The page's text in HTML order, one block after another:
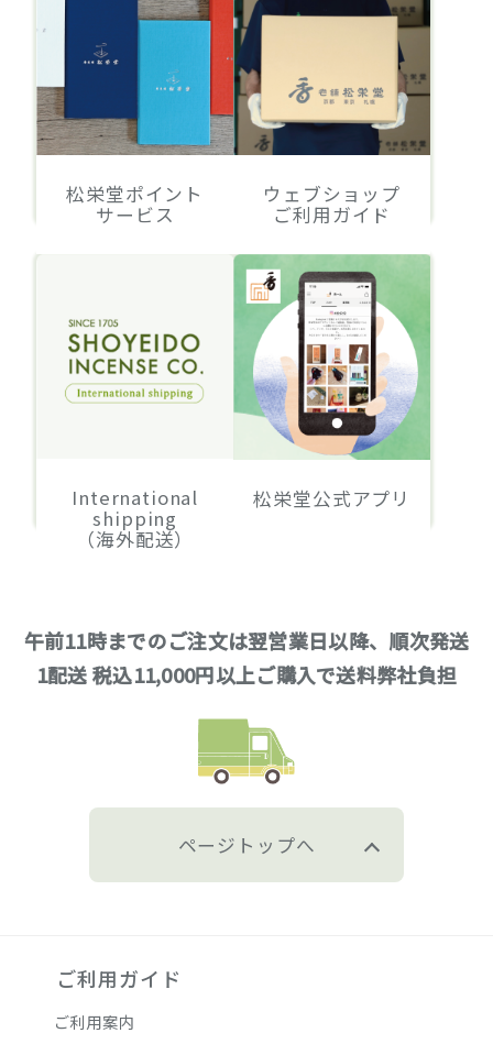
松栄堂ポイント
サービス
ウェブショップ
ご利用ガイド
International
shipping
（海外配送）
松栄堂公式アプリ
午前11時までのご注文は翌営業日以降、順次発送
1配送 税込11,000円以上ご購入で送料弊社負担
ページトップへ
ご利用ガイド
ご利用案内